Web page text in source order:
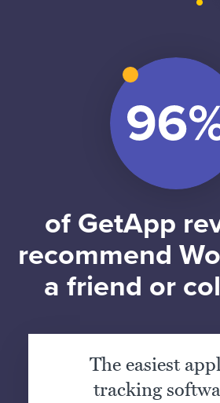
of GetApp
recommend
a friend or
The easiest
tracking